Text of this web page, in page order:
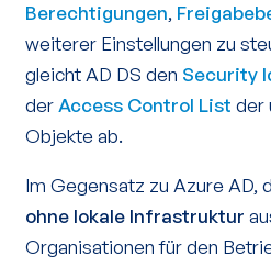
Berechtigungen,
weiterer Einstellungen zu
gleicht AD DS den Security
der Access Control List der
Objekte ab.
Im Gegensatz zu Azure AD,
ohne lokale Infrastruktur
Organisationen für den